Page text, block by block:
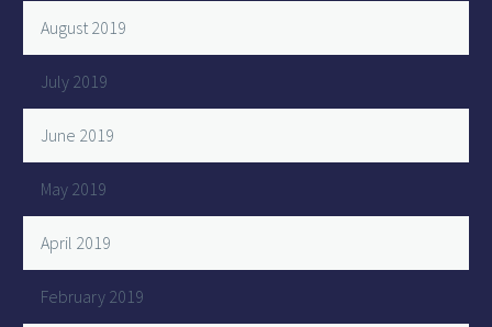
August 2019
July 2019
June 2019
May 2019
April 2019
February 2019